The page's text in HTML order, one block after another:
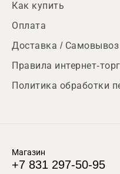
Как купить
Оплата
Доставка / Самовывоз
Правила интернет-
Политика обработки
Магазин
+7 831 297-50-95